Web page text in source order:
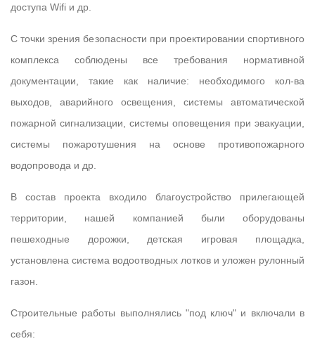
доступа Wifi и др.
С точки зрения безопасности при проектировании спортивного
комплекса соблюдены все требования нормативной
документации, такие как наличие: необходимого кол-ва
выходов, аварийного освещения, системы автоматической
пожарной сигнализации, системы оповещения при эвакуации,
системы пожаротушения на основе противопожарного
водопровода и др.
В состав проекта входило благоустройство прилегающей
территории, нашей компанией были оборудованы
пешеходные дорожки, детская игровая площадка,
установлена система водоотводных лотков и уложен рулонный
газон.
Строительные работы выполнялись "под ключ" и включали в
себя: